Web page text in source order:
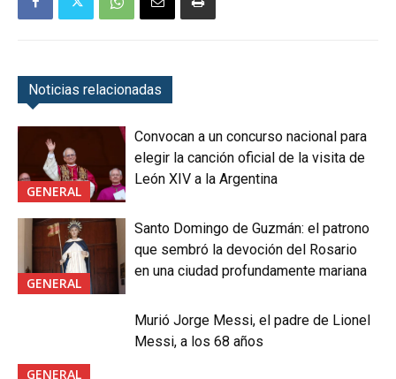
Noticias relacionadas
GENERAL
Convocan a un concurso nacional para
elegir la canción oficial de la visita de
León XIV a la Argentina
GENERAL
Santo Domingo de Guzmán: el patrono
que sembró la devoción del Rosario
en una ciudad profundamente mariana
GENERAL
Murió Jorge Messi, el padre de Lionel
Messi, a los 68 años